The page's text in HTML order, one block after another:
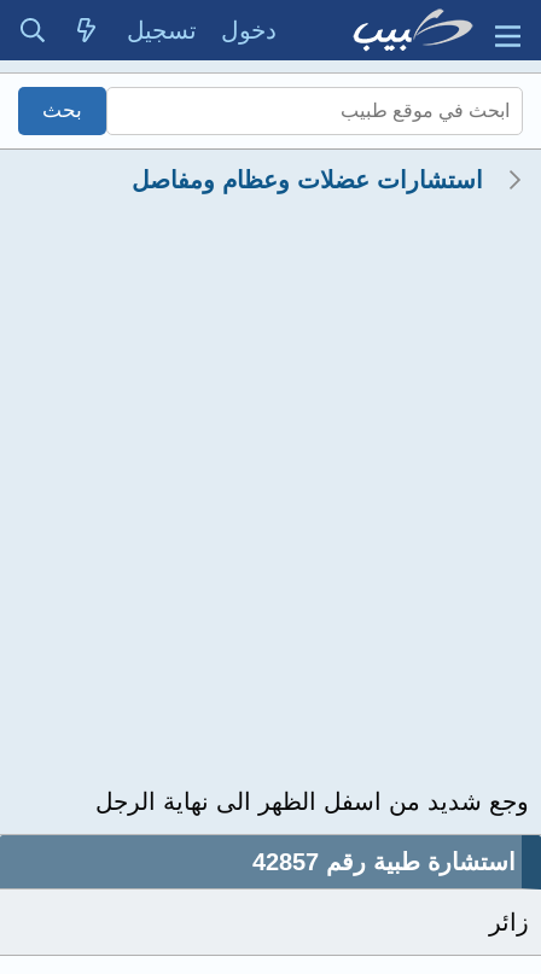
دخول تسجيل
استشارات عضلات وعظام ومفاصل
وجع شديد من اسفل الظهر الى نهاية الرجل
استشارة طبية رقم 42857
زائر